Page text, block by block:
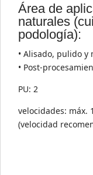
Área de
naturales
podología):
• Alisado, pulido
• Post-
PU: 2
velocidades: máx.
(velocidad